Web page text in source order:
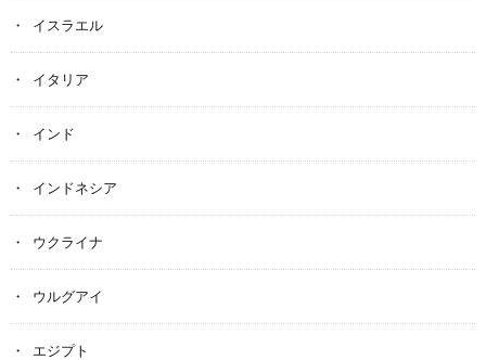
イスラエル
イタリア
インド
インドネシア
ウクライナ
ウルグアイ
エジプト